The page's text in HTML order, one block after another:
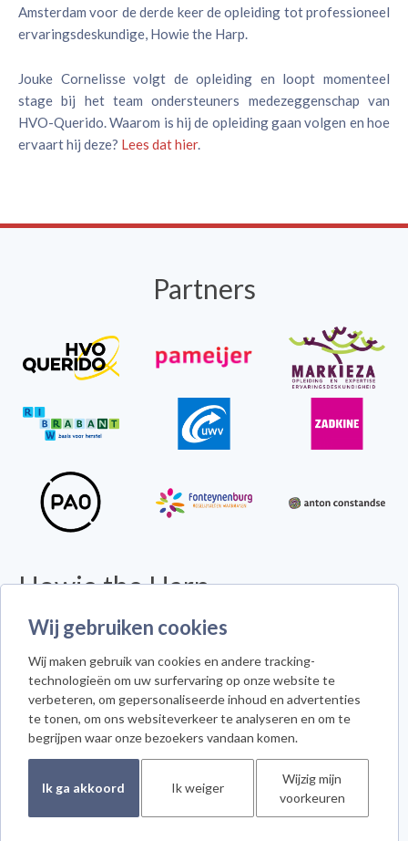
Wij gebruiken cookies
Wij maken gebruik van cookies en andere tracking-
technologieën om uw surfervaring op onze website te
verbeteren, om gepersonaliseerde inhoud en advertenties
te tonen, om ons websiteverkeer te analyseren en om te
begrijpen waar onze bezoekers vandaan komen.
Ik ga akkoord Ik weiger
Wijzig mijn
voorkeuren
Amsterdam voor de derde keer de opleiding tot professioneel
ervaringsdeskundige, Howie the Harp.
Jouke Cornelisse volgt de opleiding en loopt momenteel
stage bij het team ondersteuners medezeggenschap van
HVO-Querido. Waarom is hij de opleiding gaan volgen en hoe
ervaart hij deze? Lees dat hier.
Partners
Howie the Harp
© 2026 - Alle rechten voorbehouden -Disclaimer
Cookie instellingen
Meld je aan voor de nieuwsbrief